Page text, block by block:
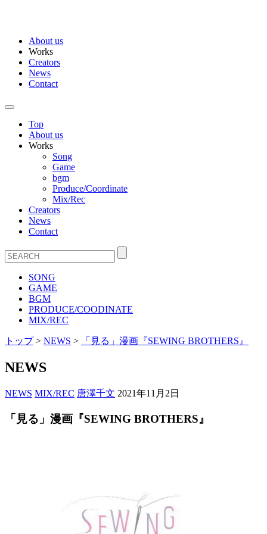
About us
Works
Creators
News
Contact
Top
About us
Works
Song
Game
bgm
Produce/Coordinate
Mix/Rec
Creators
News
Contact
SONG
GAME
BGM
PRODUCE/COODINATE
MIX/REC
トップ> NEWS > 「見る」漫画『SEWING BROTHERS』
NEWS
NEWS MIX/REC 唐澤千文 2021年11月2日
「見る」漫画『SEWING BROTHERS』